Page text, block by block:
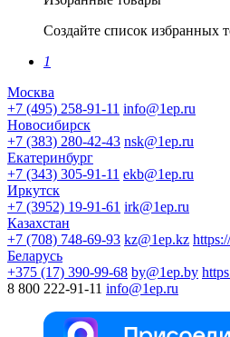
Создайте список избранных
1
Москва
+7 (495) 258-91-11 info@1ep.ru
Новосибирск
+7 (383) 280-42-43 nsk@1ep.ru
Екатеринбург
+7 (343) 305-91-11 ekb@1ep.ru
Иркутск
+7 (3952) 19-91-61 irk@1ep.ru
Казахстан
+7 (708) 748-69-93 kz@1ep.kz
Беларусь
+375 (17) 390-99-68 by@1ep.by
8 800 222-91-11 info@1ep.ru